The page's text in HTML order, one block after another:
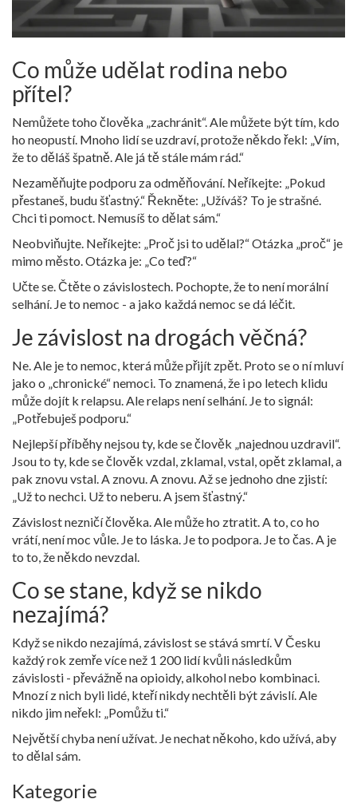
Co může udělat rodina nebo
přítel?
Nemůžete toho člověka „zachránit“. Ale můžete být tím, kdo
ho neopustí. Mnoho lidí se uzdraví, protože někdo řekl: „Vím,
že to děláš špatně. Ale já tě stále mám rád.“
Nezaměňujte podporu za odměňování. Neříkejte: „Pokud
přestaneš, budu šťastný.“ Řekněte: „Užíváš? To je strašné.
Chci ti pomoct. Nemusíš to dělat sám.“
Neobviňujte. Neříkejte: „Proč jsi to udělal?“ Otázka „proč“ je
mimo město. Otázka je: „Co teď?“
Učte se. Čtěte o závislostech. Pochopte, že to není morální
selhání. Je to nemoc - a jako každá nemoc se dá léčit.
Je závislost na drogách věčná?
Ne. Ale je to nemoc, která může přijít zpět. Proto se o ní mluví
jako o „chronické“ nemoci. To znamená, že i po letech klidu
může dojít k relapsu. Ale relaps není selhání. Je to signál:
„Potřebuješ podporu.“
Nejlepší příběhy nejsou ty, kde se člověk „najednou uzdravil“.
Jsou to ty, kde se člověk vzdal, zklamal, vstal, opět zklamal, a
pak znovu vstal. A znovu. A znovu. Až se jednoho dne zjistí:
„Už to nechci. Už to neberu. A jsem šťastný.“
Závislost nezničí člověka. Ale může ho ztratit. A to, co ho
vrátí, není moc vůle. Je to láska. Je to podpora. Je to čas. A je
to to, že někdo nevzdal.
Co se stane, když se nikdo
nezajímá?
Když se nikdo nezajímá, závislost se stává smrtí. V Česku
každý rok zemře více než 1 200 lidí kvůli následkům
závislosti - převážně na opioidy, alkohol nebo kombinaci.
Mnozí z nich byli lidé, kteří nikdy nechtěli být závislí. Ale
nikdo jim neřekl: „Pomůžu ti.“
Největší chyba není užívat. Je nechat někoho, kdo užívá, aby
to dělal sám.
Kategorie